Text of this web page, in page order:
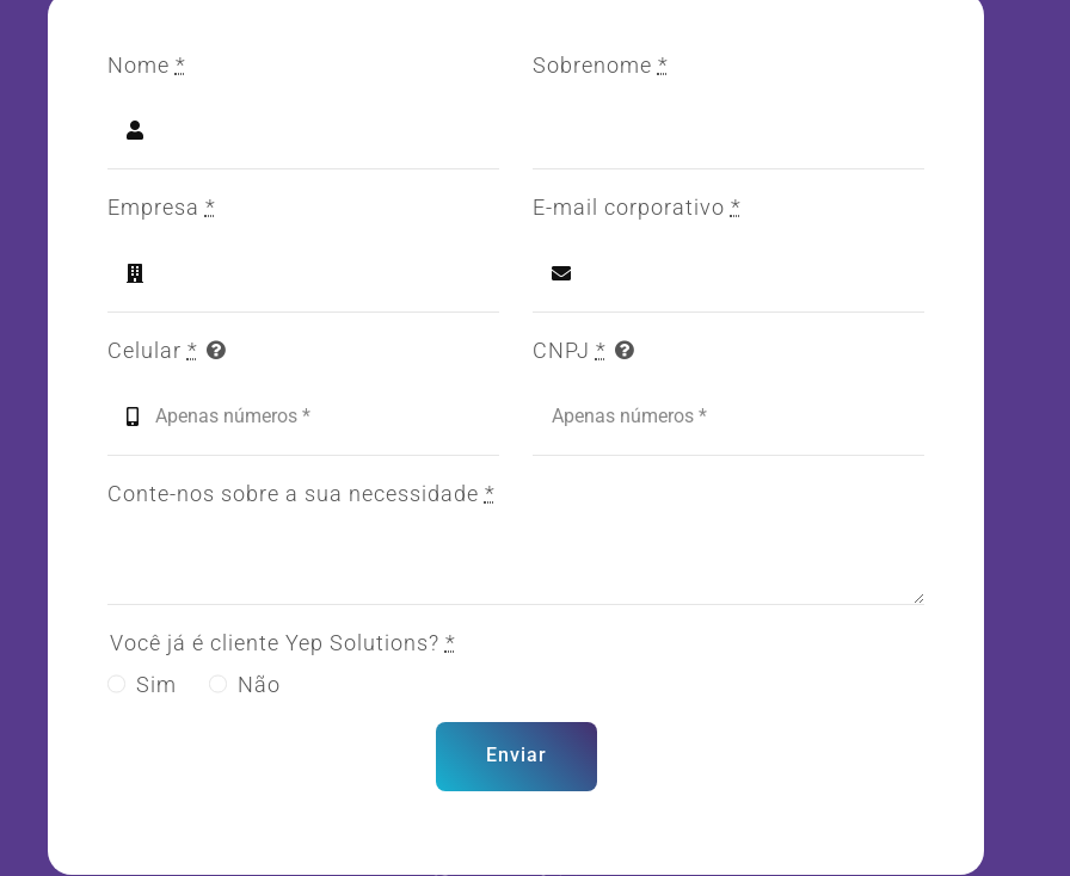
Nome * Sobrenome *
Empresa * E-mail corporativo *
Celular * CNPJ *
Conte-nos sobre a sua necessidade *
Você já é cliente Yep Solutions? *
Sim
Não
Enviar